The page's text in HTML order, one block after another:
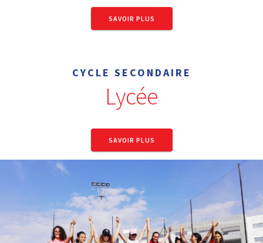
SAVOIR PLUS
CYCLE SECONDAIRE
Lycée
SAVOIR PLUS